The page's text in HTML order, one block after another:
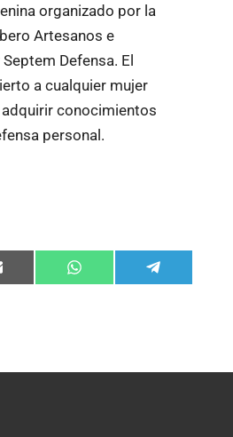
organizado por la
Artesanos e
Defensa. El
a cualquier mujer
conocimientos
personal.
Compartir
en
Compartir
en